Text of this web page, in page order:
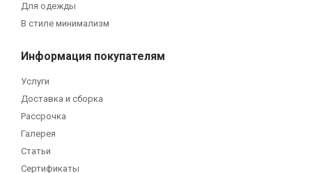
Для одежды
В стиле минимализм
Информация покупателям
Услуги
Доставка и сборка
Рассрочка
Галерея
Статьи
Сертификаты